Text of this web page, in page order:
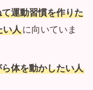
運動習慣を作りた
い人に向いていま
体を動かしたい人